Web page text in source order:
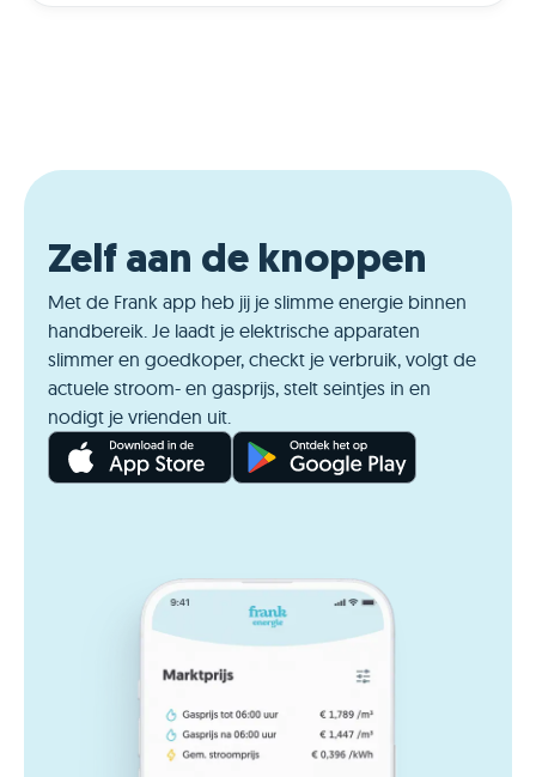
Zelf aan de knoppen
Met de Frank app heb jij je slimme energie binnen
handbereik. Je laadt je elektrische apparaten
slimmer en goedkoper, checkt je verbruik, volgt de
actuele stroom- en gasprijs, stelt seintjes in en
nodigt je vrienden uit.